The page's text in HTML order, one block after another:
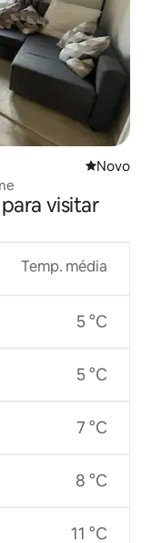
Novo
Novo
visitar
Temp. média
5 °C
5 °C
7 °C
8 °C
11 °C